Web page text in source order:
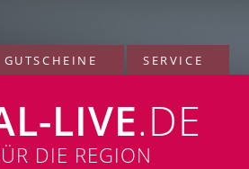
GUTSCHEINE SERVICE
LIVE.DE
DIE REGION